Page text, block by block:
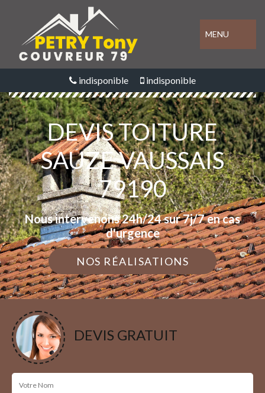
MENU
indisponible indisponible
DEVIS TOITURE
SAUZE VAUSSAIS
79190
Nous intervenons 24h/24 sur 7j/7 en cas
d'urgence
NOS RÉALISATIONS
DEVIS GRATUIT